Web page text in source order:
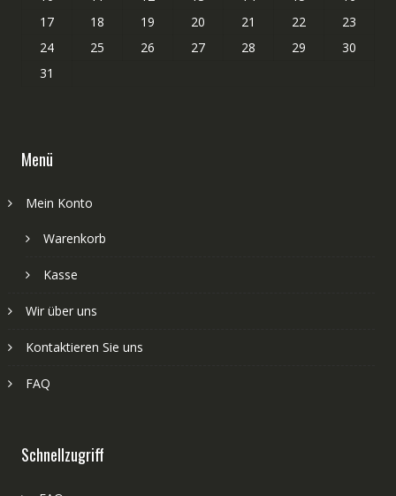
17
18 19 20 21 22
23
24
25 26 27 28 29
30
31
Menü
Mein Konto
Warenkorb
Kasse
Wir über uns
Kontaktieren Sie uns
FAQ
Schnellzugriff